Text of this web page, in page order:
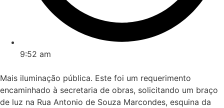
9:52 am
Mais iluminação pública. Este foi um requerimento
encaminhado à secretaria de obras, solicitando um braço
de luz na Rua Antonio de Souza Marcondes, esquina da